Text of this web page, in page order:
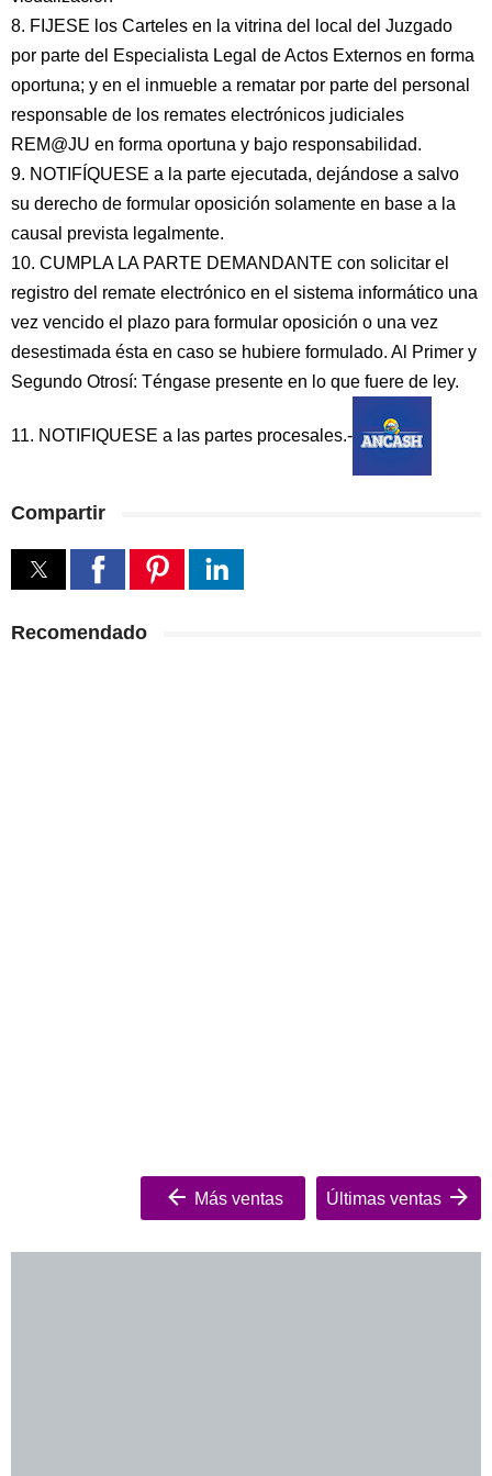
8. FIJESE los Carteles en la vitrina del local del Juzgado
por parte del Especialista Legal de Actos Externos en forma
oportuna; y en el inmueble a rematar por parte del personal
responsable de los remates electrónicos judiciales
REM@JU en forma oportuna y bajo responsabilidad.
9. NOTIFÍQUESE a la parte ejecutada, dejándose a salvo
su derecho de formular oposición solamente en base a la
causal prevista legalmente.
10. CUMPLA LA PARTE DEMANDANTE con solicitar el
registro del remate electrónico en el sistema informático una
vez vencido el plazo para formular oposición o una vez
desestimada ésta en caso se hubiere formulado. Al Primer y
Segundo Otrosí: Téngase presente en lo que fuere de ley.
11. NOTIFIQUESE a las partes procesales.-
Compartir
Recomendado
Más ventas Últimas ventas